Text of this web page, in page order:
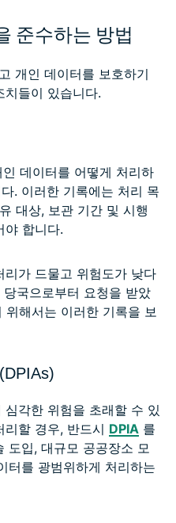
준수하는 방법
개인 데이터를 보호하기
들이 있습니다.
데이터를 어떻게 처리하
. 이러한 기록에는 처리 목
대상, 보관 기간 및 시행
야 합니다.
가 드물고 위험도가 낮다
국으로부터 요청을 받았
해서는 이러한 기록을 보
각한 위험을 초래할 수 있
할 경우, 반드시 DPIA 를
도입, 대규모 공공장소 모
터를 광범위하게 처리하는